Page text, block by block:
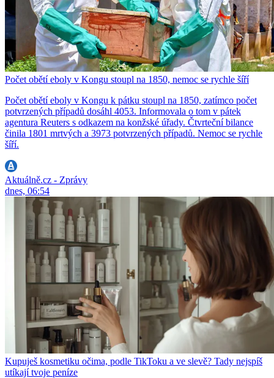
Počet obětí eboly v Kongu stoupl na 1850, nemoc se rychle šíří
Počet obětí eboly v Kongu k pátku stoupl na 1850, zatímco počet
potvrzených případů dosáhl 4053. Informovala o tom v pátek
agentura Reuters s odkazem na konžské úřady. Čtvrteční bilance
činila 1801 mrtvých a 3973 potvrzených případů. Nemoc se rychle
šíří.
Aktuálně.cz - Zprávy
dnes, 06:54
Kupuješ kosmetiku očima, podle TikToku a ve slevě? Tady nejspíš
utíkají tvoje peníze